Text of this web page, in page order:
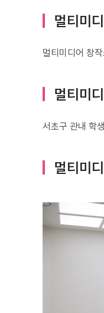
멀티미
멀티미디어 창
멀티미
서초구 관내 학
멀티미